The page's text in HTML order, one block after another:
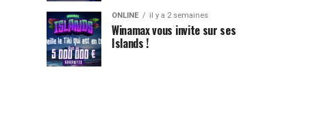
ONLINE il y a 2 semaines
Winamax vous invite sur ses
Islands !